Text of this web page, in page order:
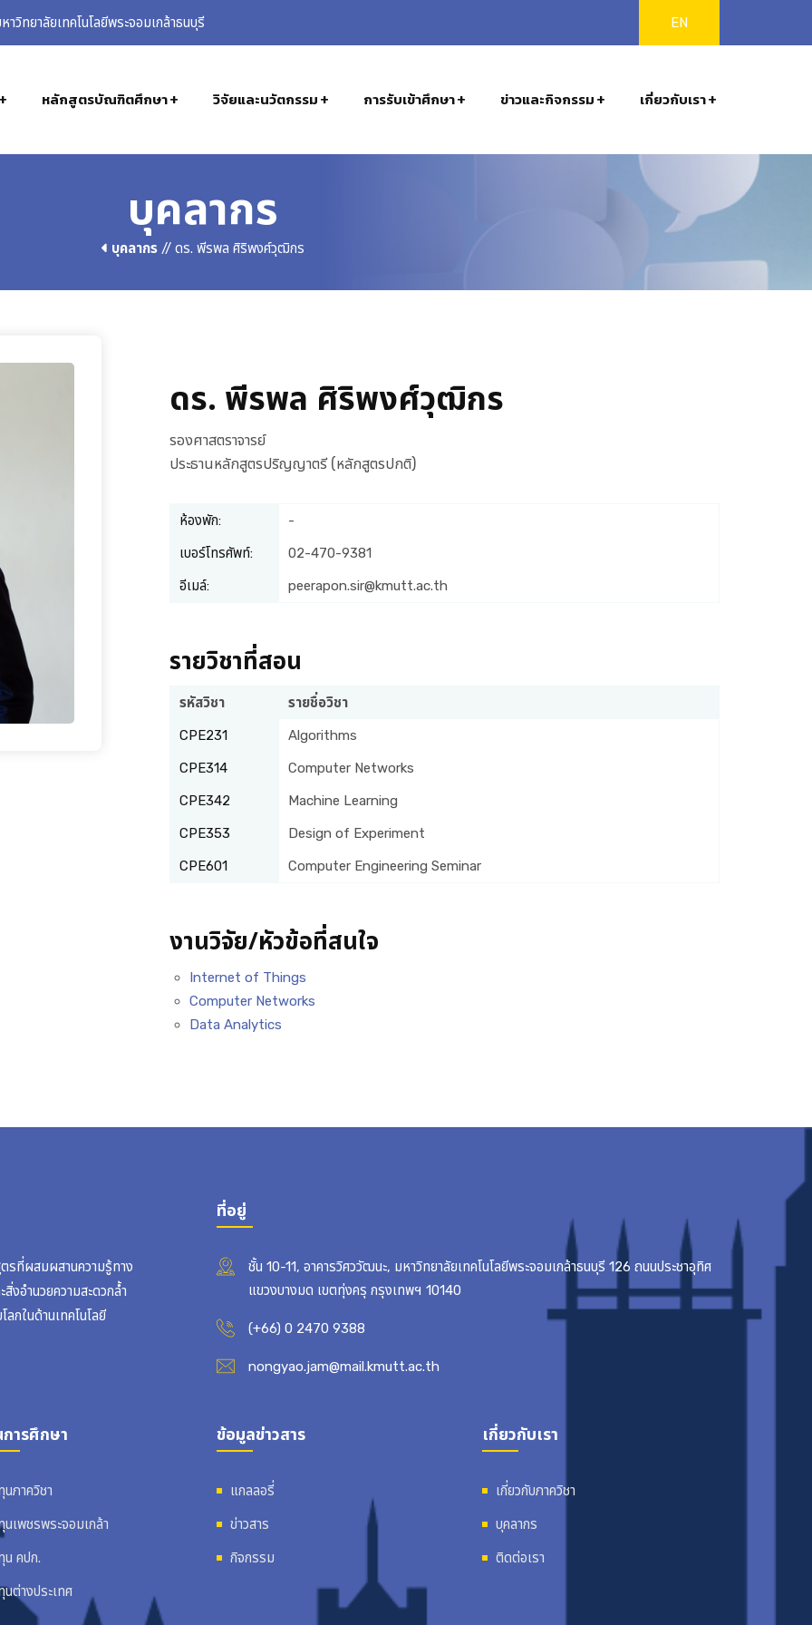
วิทยาลัยเทคโนโลยีพระจอมเกล้าธนบุรี EN
หลักสูตรบัณฑิตศึกษา วิจัยและนวัตกรรม การรับเข้าศึกษา ข่าวและกิจกรรม เกี่ยวกับเรา
บุคลากร
บุคลากร // ดร. พีรพล ศิริพงศ์วุฒิกร
ดร. พีรพล ศิริพงศ์วุฒิกร
รองศาสตราจารย์
ประธานหลักสูตรปริญญาตรี (หลักสูตรปกติ)
ห้องพัก:
-
เบอร์โทรศัพท์:
02-470-9381
อีเมล์:
peerapon.sir@kmutt.ac.th
รายวิชาที่สอน
รหัสวิชา
รายชื่อวิชา
CPE231
Algorithms
CPE314
Computer Networks
CPE342
Machine Learning
CPE353
Design of Experiment
CPE601
Computer Engineering Seminar
งานวิจัย/หัวข้อที่สนใจ
Internet of Things
Computer Networks
Data Analytics
ตรที่ผสมผสานความรู้ทาง
อำนวยความสะดวกล้ำ
กในด้านเทคโนโลยี
ที่อยู่
ชั้น 10-11, อาคารวิศววัฒนะ, มหาวิทยาลัยเทคโนโลยีพระจอมเกล้าธนบุรี 126 ถนนประชาอุทิศ
แขวงบางมด เขตทุ่งครุ กรุงเทพฯ 10140
(+66) 0 2470 9388
nongyao.jam@mail.kmutt.ac.th
ารศึกษา
นภาควิชา
นเพชรพระจอมเกล้า
น คปก.
นต่างประเทศ
ข้อมูลข่าวสาร
แกลลอรี่
ข่าวสาร
กิจกรรม
เกี่ยวกับเรา
เกี่ยวกับภาควิชา
บุคลากร
ติดต่อเรา